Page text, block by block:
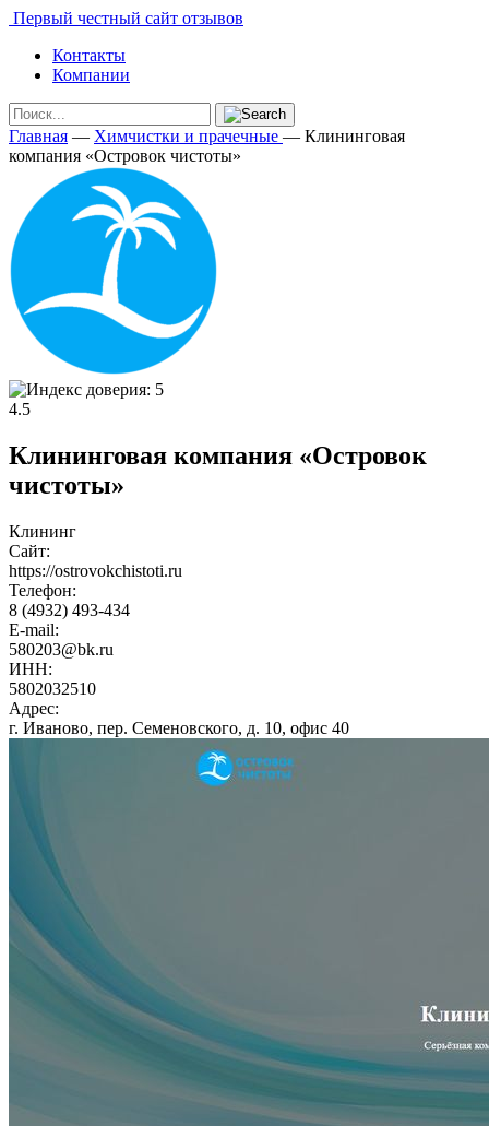
Первый честный сайт отзывов
Контакты
Компании
Главная — Химчистки и прачечные — Клининговая
компания «Островок чистоты»
4.5
Клининговая компания «Островок
чистоты»
Клининг
Сайт:
https://ostrovokchistoti.ru
Телефон:
8 (4932) 493-434
E-mail:
580203@bk.ru
ИНН:
5802032510
Адрес:
г. Иваново, пер. Семеновского, д. 10, офис 40